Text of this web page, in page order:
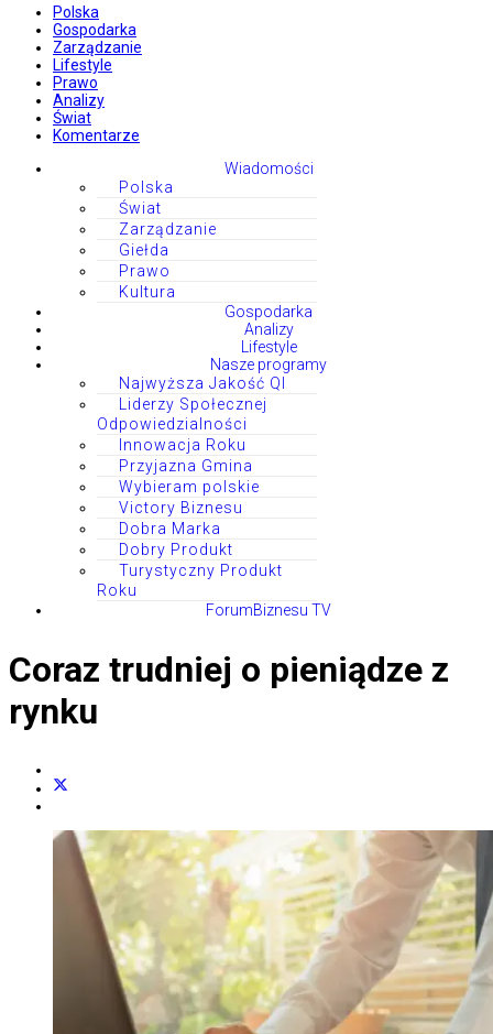
Polska
Gospodarka
Zarządzanie
Lifestyle
Prawo
Analizy
Świat
Komentarze
Wiadomości
Polska
Świat
Zarządzanie
Giełda
Prawo
Kultura
Gospodarka
Analizy
Lifestyle
Nasze programy
Najwyższa Jakość QI
Liderzy Społecznej
Odpowiedzialności
Innowacja Roku
Przyjazna Gmina
Wybieram polskie
Victory Biznesu
Dobra Marka
Dobry Produkt
Turystyczny Produkt
Roku
ForumBiznesu TV
Coraz trudniej o pieniądze z
rynku